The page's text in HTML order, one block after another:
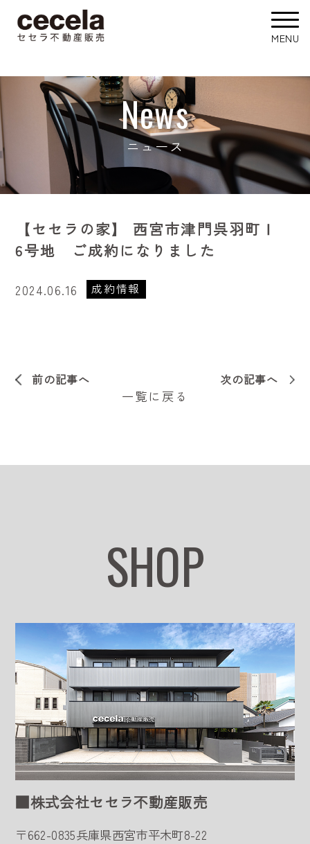
News
ニュース
【セセラの家】 西宮市津門呉羽町Ⅰ
6号地 ご成約になりました
2024.06.16 成約情報
前の記事へ 次の記事へ
一覧に戻る
SHOP
■株式会社セセラ不動産販売
〒662-0835兵庫県西宮市平木町8-22